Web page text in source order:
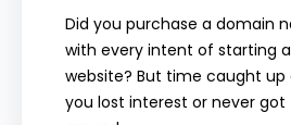
Did you purchase a domain
with every intent of starting a
website? But time caught up
you lost interest or never got